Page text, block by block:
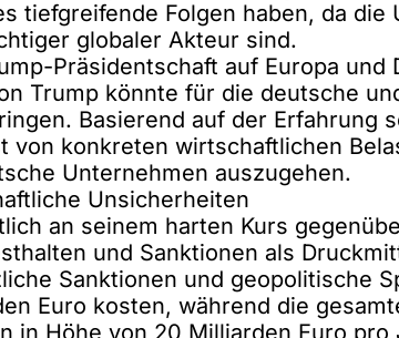
tiefgreifende Folgen haben, da die
globaler Akteur sind.
Präsidentschaft auf Europa und
Trump könnte für die deutsche
Basierend auf der Erfahrung
von konkreten wirtschaftlichen
Unternehmen auszugehen.
Unsicherheiten
an seinem harten Kurs
und Sanktionen als
Sanktionen und geopolitische
Euro kosten, während die
in Höhe von 20 Milliarden Euro